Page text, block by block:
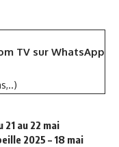
TV sur WhatsApp
21 au 22 mai
2025 – 18 mai